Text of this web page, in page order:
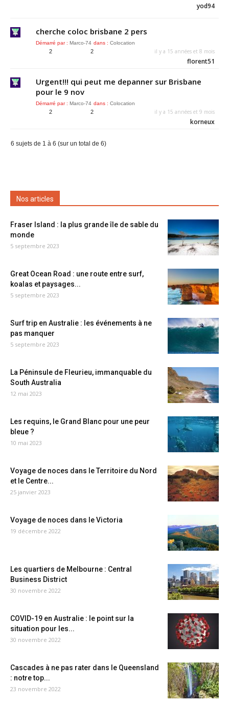
yod94
cherche coloc brisbane 2 pers
Démarré par : Marco-74 dans : Colocation
2 2 il y a 15 années et 8 mois
florent51
Urgent!!! qui peut me depanner sur Brisbane
pour le 9 nov
Démarré par : Marco-74 dans : Colocation
2 2 il y a 15 années et 9 mois
korneux
6 sujets de 1 à 6 (sur un total de 6)
Nos articles
Fraser Island : la plus grande île de sable du
monde
5 septembre 2023
Great Ocean Road : une route entre surf,
koalas et paysages...
5 septembre 2023
Surf trip en Australie : les événements à ne
pas manquer
5 septembre 2023
La Péninsule de Fleurieu, immanquable du
South Australia
12 mai 2023
Les requins, le Grand Blanc pour une peur
bleue ?
10 mai 2023
Voyage de noces dans le Territoire du Nord
et le Centre...
25 janvier 2023
Voyage de noces dans le Victoria
19 décembre 2022
Les quartiers de Melbourne : Central
Business District
30 novembre 2022
COVID-19 en Australie : le point sur la
situation pour les...
30 novembre 2022
Cascades à ne pas rater dans le Queensland
: notre top...
23 novembre 2022